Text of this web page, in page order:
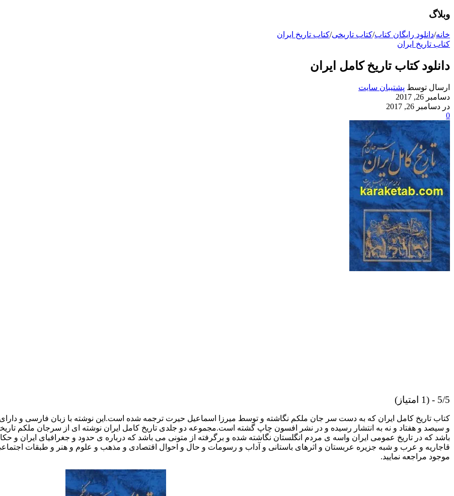
وبلاگ
خانه/دانلود رایگان کتاب/کتاب تاریخی/کتاب تاریخ ایران
کتاب تاریخ ایران
دانلود کتاب تاریخ کامل ایران
ارسال توسط پشتیبان سایت
دسامبر 26, 2017
در دسامبر 26, 2017
0
5/5 - (1 امتیاز)
کتاب تاریخ کامل ایران که به دست سر جان ملکم نگاشته و توسط میرزا اسماعیل حیرت ترجمه شده است.این نوشته با زبان فارسی و
و سیصد و هفتاد و نه به انتشار رسیده و در نشر افسون چاپ گشته است.مجموعه دو جلدی تاریخ کامل ایران نوشته ای از سرجان ملکم
باشد که در تاریخ عمومى ایران واسه ی مردم انگلستان نگاشته شده و برگرفته از متونی می باشد که درباره ی حدود و جغرافیاى ایران و
قاجاریه و عرب و شبه جزیره عربستان و اثرهای باستانى و آداب و رسومات و حال و احوال اقتصادى و مذهب و علوم و هنر و طبقات
موجود مراجعه نمایید.